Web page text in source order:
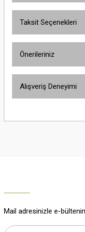
Taksit Seçenekleri
Önerileriniz
yetersiz gördüğünüz
Alışveriş Deneyimi
Mail adresinizle e-